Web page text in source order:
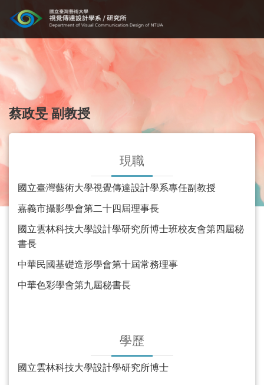
蔡政旻 副教授
現職
國立臺灣藝術大學視覺傳達設計學系專任副教授
嘉義市攝影學會第二十四屆理事長
國立雲林科技大學設計學研究所博士班校友會第四屆秘
書長
中華民國基礎造形學會第十屆常務理事
中華色彩學會第九屆秘書長
學歷
國立雲林科技大學設計學研究所博士